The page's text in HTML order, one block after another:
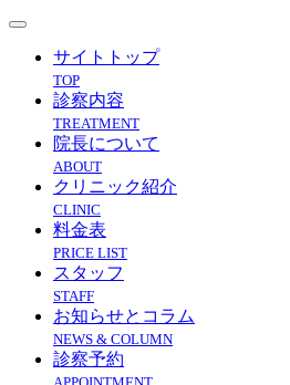
サイトトップ
TOP
診察内容
TREATMENT
院長について
ABOUT
クリニック紹介
CLINIC
料金表
PRICE LIST
スタッフ
STAFF
お知らせとコラム
NEWS & COLUMN
診察予約